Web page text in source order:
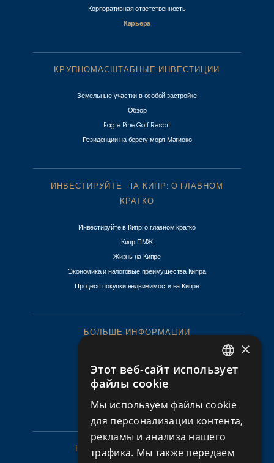
Корпоративная ответственность
Карьера
КРУПНОМАСШТАБНЫЕ ИНВЕСТИЦИИ
Земельные участки в особой застройке
Обзор
Eagle Pine Golf Resort
Резиденции на берегу моря Магиоко
ИНВЕСТИРУЙТЕ HА КИПР: О ГЛАВНОМ
КРАТКО
Инвестируйте в Кипр: о главном кратко
Кипр ПМЖ
Жизнь на Кипре
Экономика и налоговые преимущества Кипра
Процесс покупки недвижимости на Кипре
БОЛЬШЕ ИНФОРМАЦИИ
Контакт
Политика конфиденциальности
Пользовательское соглашение
НЕДВИЖИМОСТЬ НА КИПРЕ
ENGLISH
RUSSIAN
×
Этот веб-сайт использует
файлы cookie
Мы используем файлы cookie
для персонализации контента,
рекламы и анализа нашего
трафика. Мы также передаем